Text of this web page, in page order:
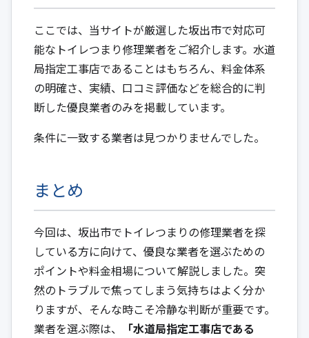
ここでは、当サイトが厳選した坂出市で対応可
能なトイレつまり修理業者をご紹介します。水道
局指定工事店であることはもちろん、料金体系
の明確さ、実績、口コミ評価などを総合的に判
断した優良業者のみを掲載しています。
条件に一致する業者は見つかりませんでした。
まとめ
今回は、坂出市でトイレつまりの修理業者を探
している方に向けて、優良な業者を選ぶための
ポイントや料金相場について解説しました。突
然のトラブルで焦ってしまう気持ちはよく分か
りますが、そんな時こそ冷静な判断が重要です。
業者を選ぶ際は、
「水道局指定工事店である